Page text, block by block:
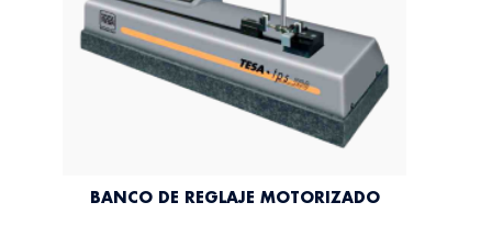
BANCO DE REGLAJE MOTORIZADO